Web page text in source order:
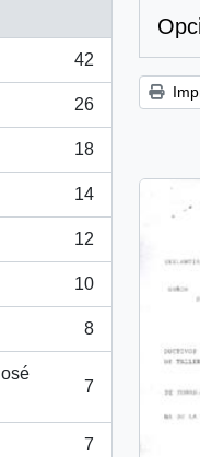
42
26
18
14
12
10
8
7
7